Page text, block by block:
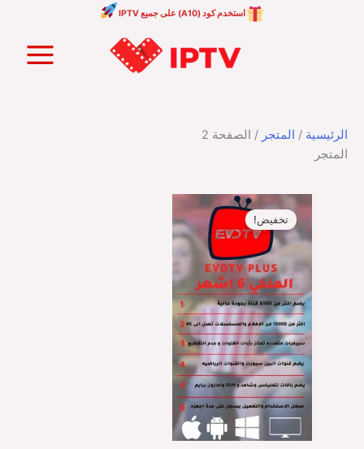
استخدم كود (A10) على جميع IPTV
Menu
الرئيسية / المتجر / الصفحة 2
المتجر
تخفيض!
السعر
الأصلي
هو:
SR299,00.
السعر
الحالي
هو:
SR169,00.